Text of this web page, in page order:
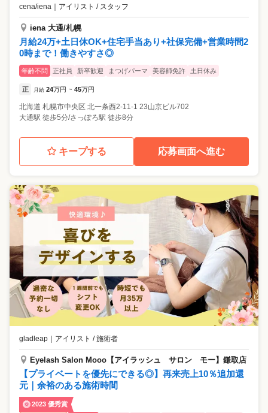
cena/iena アイリスト / スタッフ
iena 大通/札幌
月給24万+土日休OK+住宅手当あり+社保完備+営業時間2
0時まで！働きやすさ◎
年齢不問 正社員 新卒歓迎 まつげパーマ 美容師免許 土日休み
正 月給 24万円 ~ 45万円
北海道 札幌市中央区 北一条西2-11-1 23山京ビル702
大通駅 徒歩5分/さっぽろ駅 徒歩8分
キープする 応募画面へ進む
gladleap ｜ アイリスト / 施術者
Eyelash Salon Mooo【アイラッシュ サロン モー】鎌取店
【プライベートを優先にできる◎】再来売上10％追加還
元｜余裕のある施術時間
2023 優秀賞